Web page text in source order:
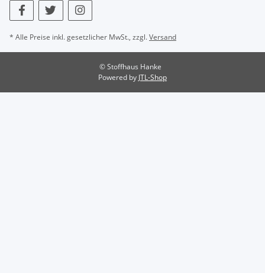
* Alle Preise inkl. gesetzlicher MwSt., zzgl.Versand
© Stoffhaus Hanke
Powered by JTL-Shop